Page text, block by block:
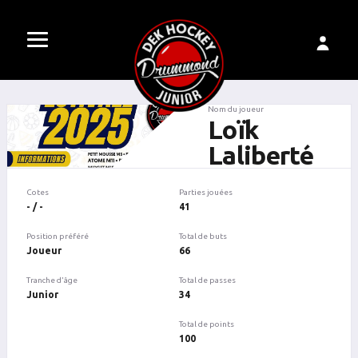
Nom du joueur
Loïk
Laliberté
Cotes
- / -
Position préféré
Joueur
Tranche d'âge
Junior
Parties jouées
41
Total de buts
66
Total de passes
34
Total de points
100